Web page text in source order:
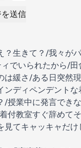
送信
？生きて？/我々が
でいられたから/
は緩さ/ある日突然
ンディペンデント
/授業中に発言でき
付教室すぐ辞めて
見てキャッキャだけ